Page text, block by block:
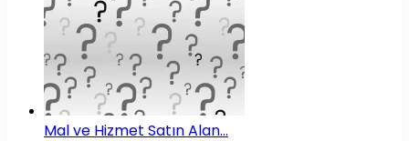
Mal ve Hizmet Satın Alan…